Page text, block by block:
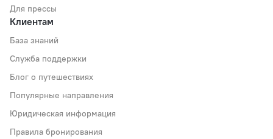
Для прессы
Клиентам
База знаний
Служба поддержки
Блог о путешествиях
Популярные направления
Юридическая информация
Правила бронирования